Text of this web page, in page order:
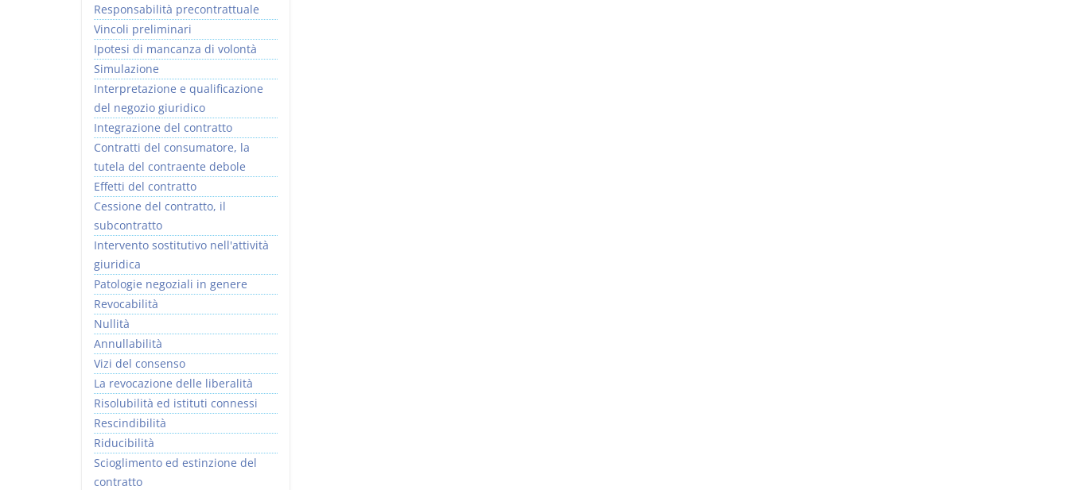
Responsabilità precontrattuale
Vincoli preliminari
Ipotesi di mancanza di volontà
Simulazione
Interpretazione e qualificazione
del negozio giuridico
Integrazione del contratto
Contratti del consumatore, la
tutela del contraente debole
Effetti del contratto
Cessione del contratto, il
subcontratto
Intervento sostitutivo nell'attività
giuridica
Patologie negoziali in genere
Revocabilità
Nullità
Annullabilità
Vizi del consenso
La revocazione delle liberalità
Risolubilità ed istituti connessi
Rescindibilità
Riducibilità
Scioglimento ed estinzione del
contratto